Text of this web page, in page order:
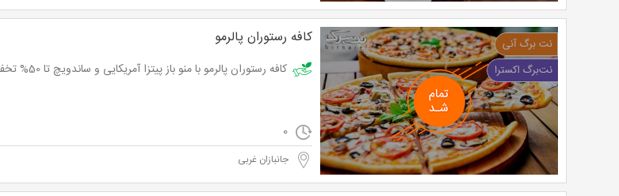
کافه رستوران پالرمو
کافه رستوران پالرمو با منو باز پیتزا آمریکایی و ساندویچ تا 50% تخفیف و پرداخت از 7,700 تومان
0
جانبازان غربی